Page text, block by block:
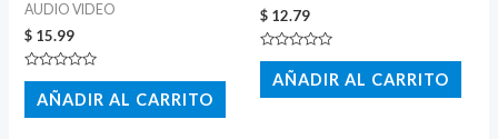
AUDIO VIDEO
$ 15.99
Valorado
con
de
AÑADIR AL CARRITO
$ 12.79
Valorado
con
de
AÑADIR AL CARRITO